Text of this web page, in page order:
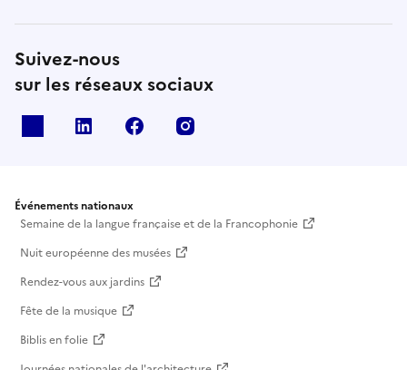
Suivez-nous
sur les réseaux sociaux
Linkedin Facebook
Événements nationaux
Semaine de la langue française et de la Francophonie
Nuit européenne des musées
Rendez-vous aux jardins
Fête de la musique
Biblis en folie